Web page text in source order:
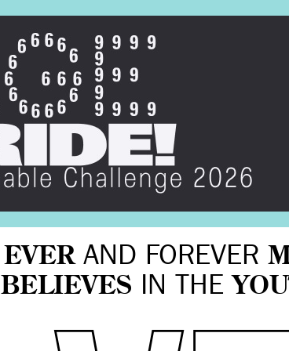
EVERAND FOREVER
BELIEVES IN THE